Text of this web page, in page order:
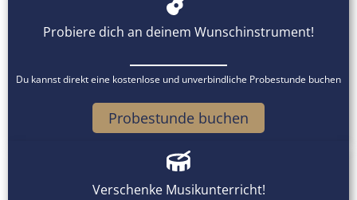
Probiere dich an deinem Wunschinstrument!
Du kannst direkt eine kostenlose und unverbindliche Probestunde buchen
Probestunde buchen
Verschenke Musikunterricht!